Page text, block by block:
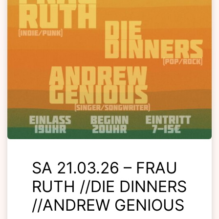
SA 21.03.26 – FRAU
RUTH //DIE DINNERS
//ANDREW GENIOUS